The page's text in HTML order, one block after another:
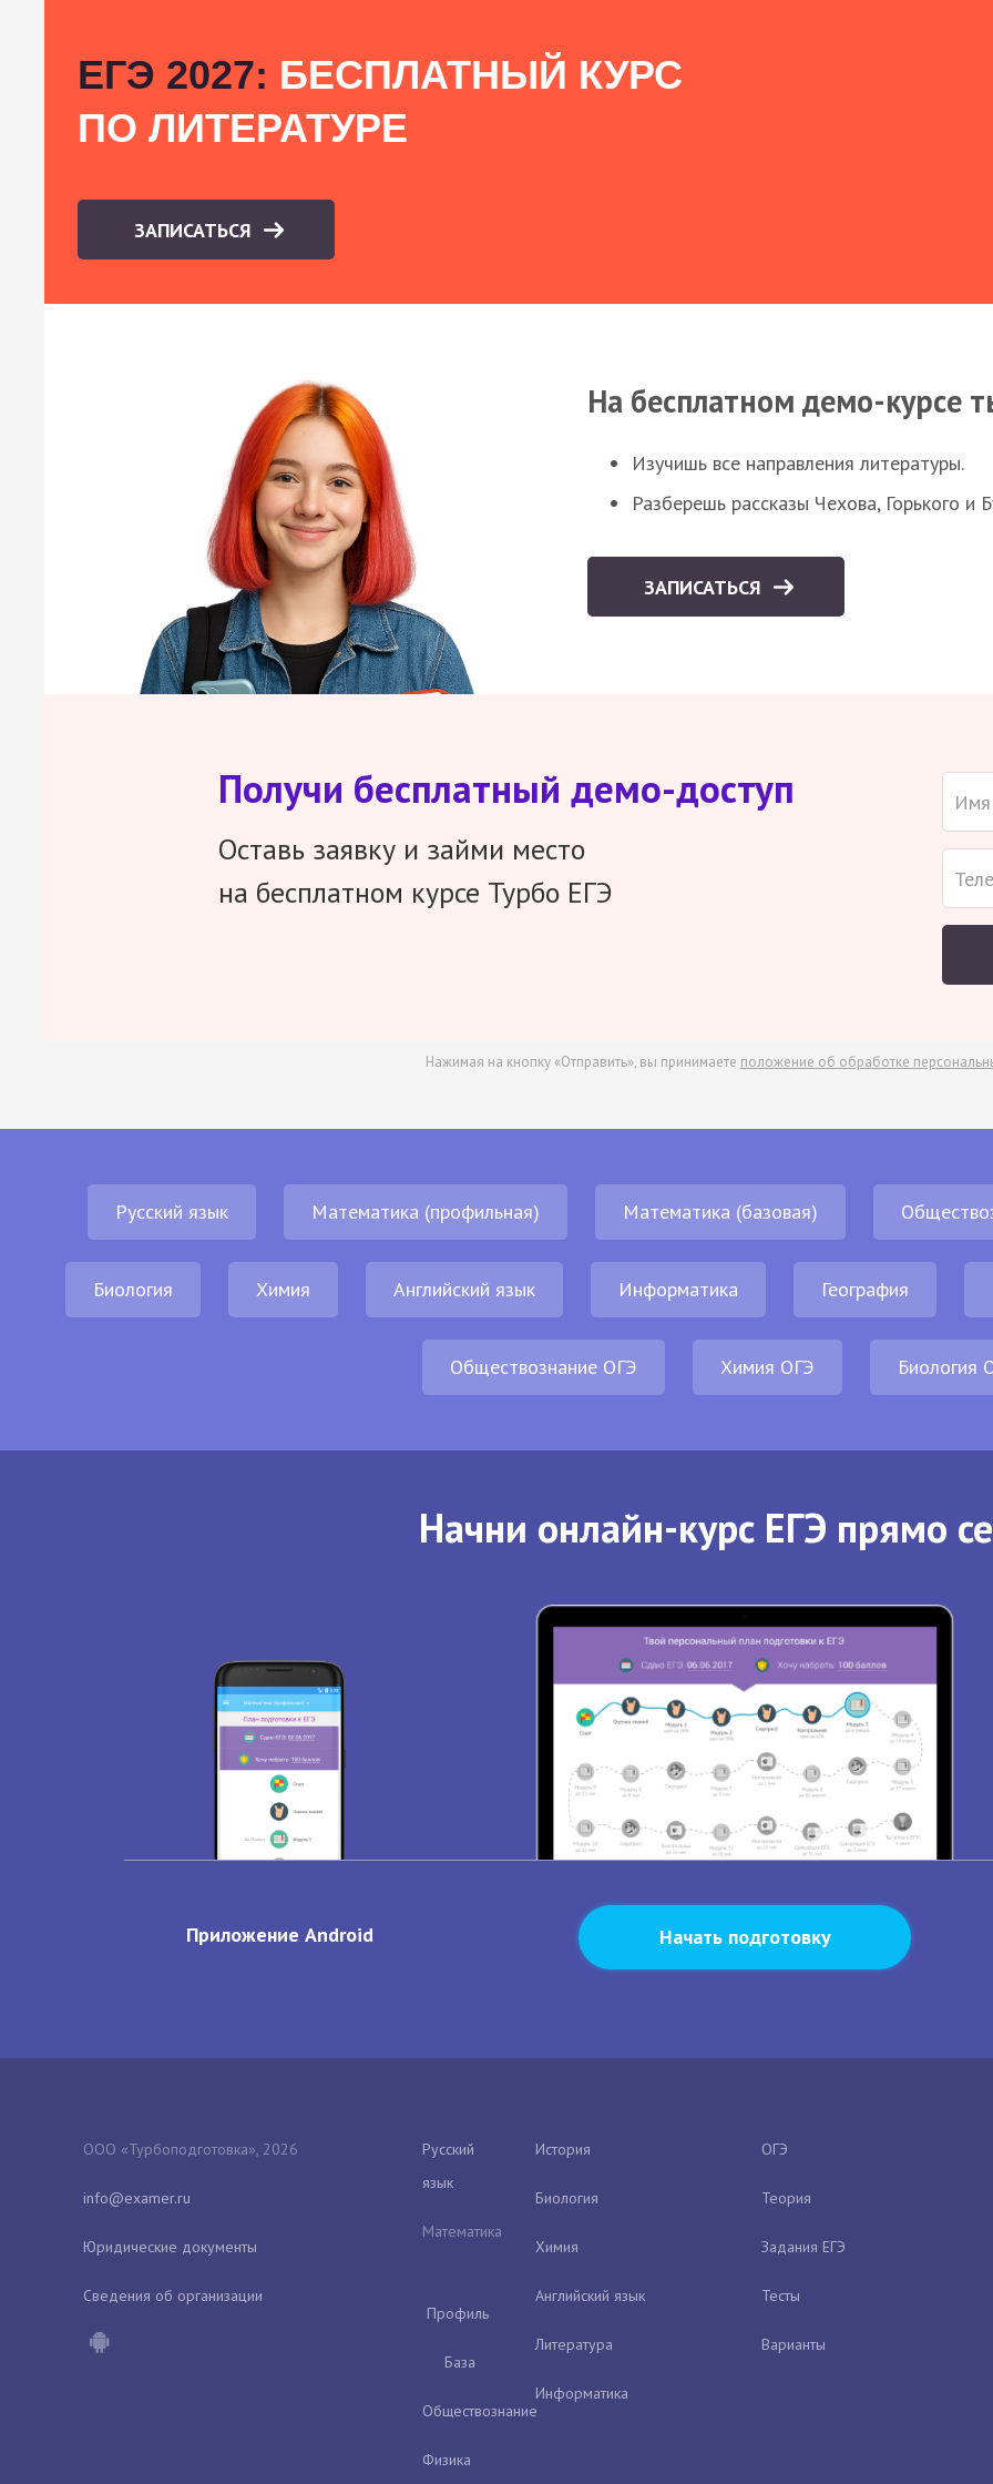
ЕГЭ 2027: БЕСПЛАТНЫЙ КУРС
ПО ЛИТЕРАТУРЕ
ЗАПИСАТЬСЯ
На бесплатном демо-курсе
Изучишь все направления литературы.
Разберешь рассказы Чехова, Горького и
ЗАПИСАТЬСЯ
Получи бесплатный демо-доступ
Оставь заявку и займи место
на бесплатном курсе Турбо ЕГЭ
Нажимая на кнопку «Отправить», вы принимаете положение об обработке
Русский язык Математика (профильная) Математика (базовая)
Биология Химия Английский язык Информатика География
Обществознание ОГЭ Химия ОГЭ Биология
Начни онлайн-курс ЕГЭ прямо
Приложение Android Начать подготовку
ООО «Турбоподготовка», 2026
Юридические документы
Сведения об организации
Русский
язык
Математика
Профиль
База
Обществознание
Физика
История
Биология
Химия
Английский язык
Литература
Информатика
ОГЭ
Теория
Задания ЕГЭ
Тесты
Варианты